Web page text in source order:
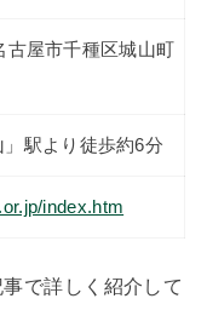
屋市千種区城山町
駅より徒歩約6分
index.htm
で詳しく紹介して